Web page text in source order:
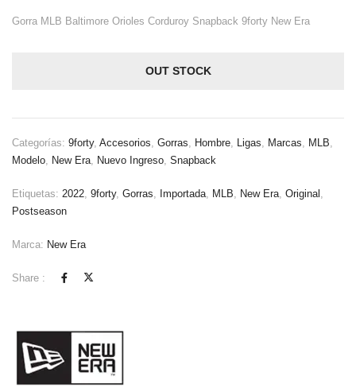
Gorra MLB Baltimore Orioles Corduroy Snapback 9forty New Era
OUT STOCK
Categorías: 9forty, Accesorios Gorras Hombre Ligas Marcas MLB
Modelo New Era Nuevo Ingreso Snapback
Etiquetas: 2022 9forty, Gorras Importada MLB New Era Original
Postseason
Marca: New Era
Share :